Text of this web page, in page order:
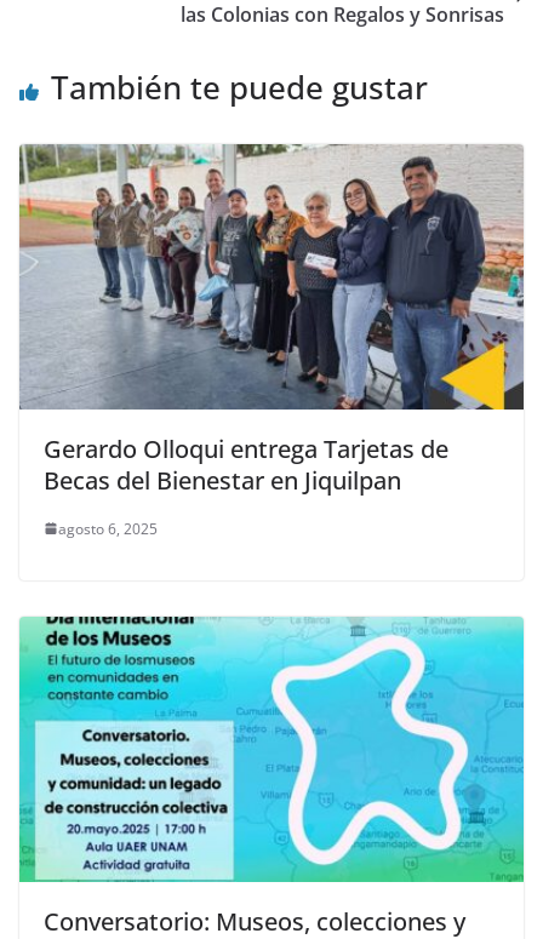
las Colonias con Regalos y Sonrisas
También te puede gustar
Gerardo Olloqui entrega Tarjetas de
Becas del Bienestar en Jiquilpan
agosto 6, 2025
Conversatorio: Museos, colecciones y